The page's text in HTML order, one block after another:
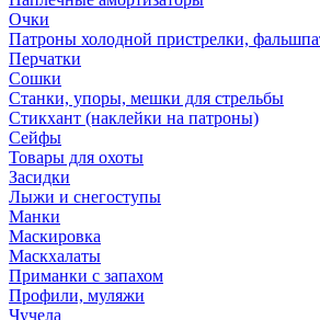
Очки
Патроны холодной пристрелки,
Перчатки
Сошки
Станки, упоры, мешки для стрельбы
Стикхант (наклейки на патроны)
Сейфы
Товары для охоты
Засидки
Лыжи и снегоступы
Манки
Маскировка
Маскхалаты
Приманки с запахом
Профили, муляжи
Чучела